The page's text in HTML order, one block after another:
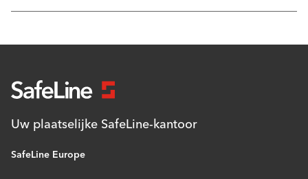
Uw plaatselijke SafeLine-kantoor
SafeLine Europe